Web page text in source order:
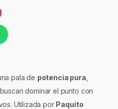
pala de potencia pura
dominar el punto con
Utilizada por Paquito